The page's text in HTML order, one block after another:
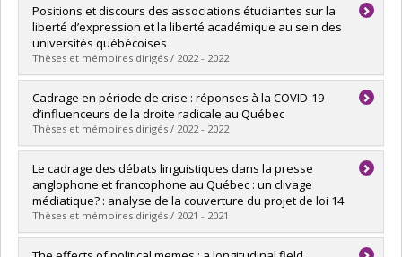
Graduate :Leblanc, Juliette
Cycle : Master's
Grade :M.A.
Lien vers le document dans Papyrus
Positions et discours des associations étudiantes sur la
liberté d’expression et la liberté académique au sein des
universités québécoises
Thèses et mémoires dirigés / 2022 - 2022
Graduate : Garon-Grimard, Charles-Philippe
Cycle :Master's
Grade :M. Sc.
Lien vers le document dans Papyrus
Cadrage en période de crise : réponses à la COVID-19
d’influenceurs de la droite radicale au Québec
Thèses et mémoires dirigés / 2022 - 2022
Graduate :El Khalil, Khaoula
Cycle :Master's
Grade :M. Sc.
Lien vers le document dans Papyrus
Le cadrage des débats linguistiques dans la presse
anglophone et francophone au Québec : un clivage
médiatique? : analyse de la couverture du projet de loi 14
Thèses et mémoires dirigés / 2021 - 2021
Graduate :Zschalich, Florian